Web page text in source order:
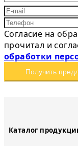
Согласие на
прочитал и
обработки
Получить
Каталог